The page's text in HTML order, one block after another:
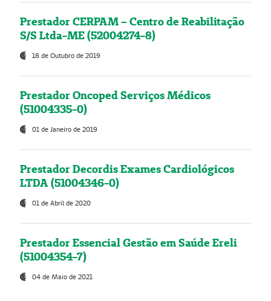
Prestador CERPAM – Centro de Reabilitação
S/S Ltda-ME (52004274-8)
18 de Outubro de 2019
Prestador Oncoped Serviços Médicos
(51004335-0)
01 de Janeiro de 2019
Prestador Decordis Exames Cardiológicos
LTDA (51004346-0)
01 de Abril de 2020
Prestador Essencial Gestão em Saúde Ereli
(51004354-7)
04 de Maio de 2021